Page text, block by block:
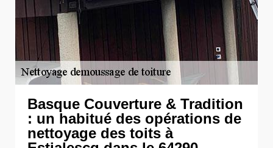
Basque Couverture & Tradition
: un habitué des opérations de
nettoyage des toits à